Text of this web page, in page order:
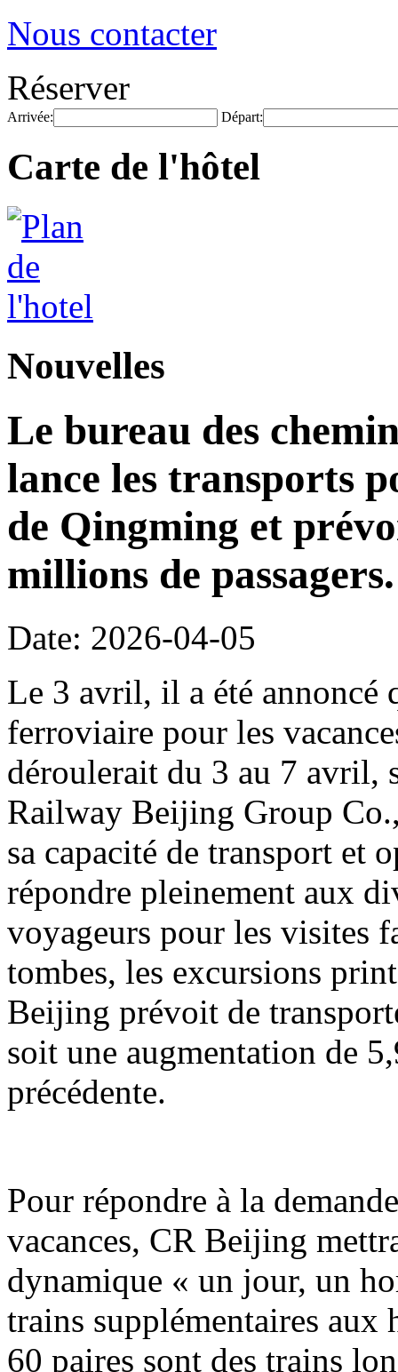
Nous contacter
Réserver
Arrivée: Départ:
Carte de l'hôtel
Nouvelles
Le bureau des
lance les transports
de Qingming et
millions de passagers.
Date: 2026-04-05
Le 3 avril, il a été annoncé
ferroviaire pour les
déroulerait du 3 au 7 avril,
Railway Beijing Group
sa capacité de transport et
répondre pleinement aux
voyageurs pour les visites
tombes, les excursions
Beijing prévoit de
soit une augmentation de
précédente.
Pour répondre à la
vacances, CR Beijing
dynamique « un jour, un
trains supplémentaires aux
60 paires sont des trains